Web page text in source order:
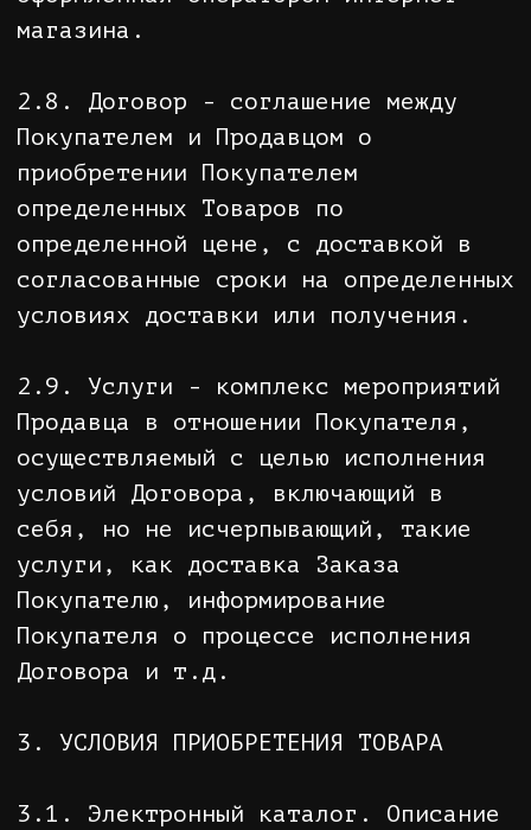
представленного Товара. Покупатель
дополнительной информацией о
заинтересовавшем его Товаре.
3.1.4. Товар может иметь
незначительные отличия от
изображения, представленного на
сайте, по цвету, форме, размеру или
другим параметрам.
3.1.5. Товар в случаях,
Российской Федерации, имеет все
необходимые сертификаты и полностью
соответствует нормам и требованиям
законодательства Российской
Федерации.
3.1.6. В случае возникновения у
Покупателя вопросов, касающихся
свойств и характеристик Товара,
перед созданием Заказа, Покупатель
должен обратиться за консультацией
в интернет-магазин.
потребительских свойствах Товара,